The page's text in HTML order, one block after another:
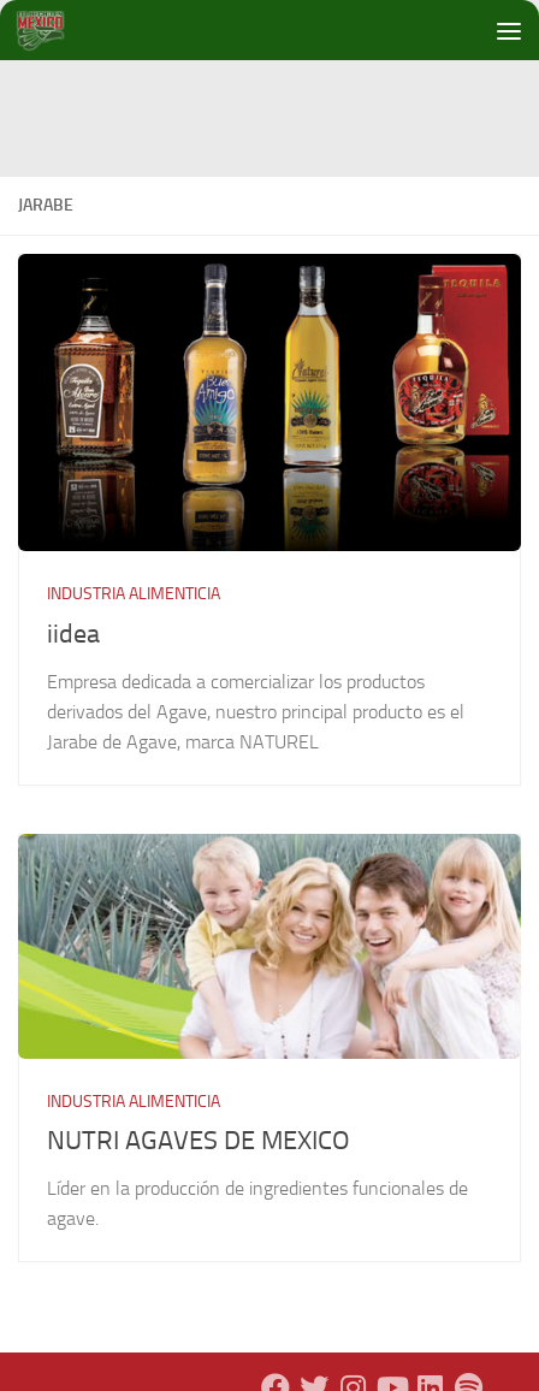
Debajo del contenido
JARABE
INDUSTRIA ALIMENTICIA
iidea
Empresa dedicada a comercializar los productos
derivados del Agave, nuestro principal producto es el
Jarabe de Agave, marca NATUREL
INDUSTRIA ALIMENTICIA
NUTRI AGAVES DE MEXICO
Líder en la producción de ingredientes funcionales de
agave.